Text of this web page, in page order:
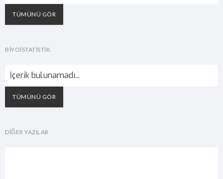
TÜMÜNÜ GÖR
BİYOİSTATİSTİK
İçerik bulunamadı...
TÜMÜNÜ GÖR
DIĞER YAZILAR